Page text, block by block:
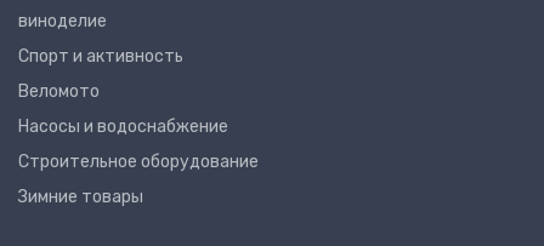
виноделие
Спорт и активность
Веломото
Насосы и водоснабжение
Строительное оборудование
Зимние товары